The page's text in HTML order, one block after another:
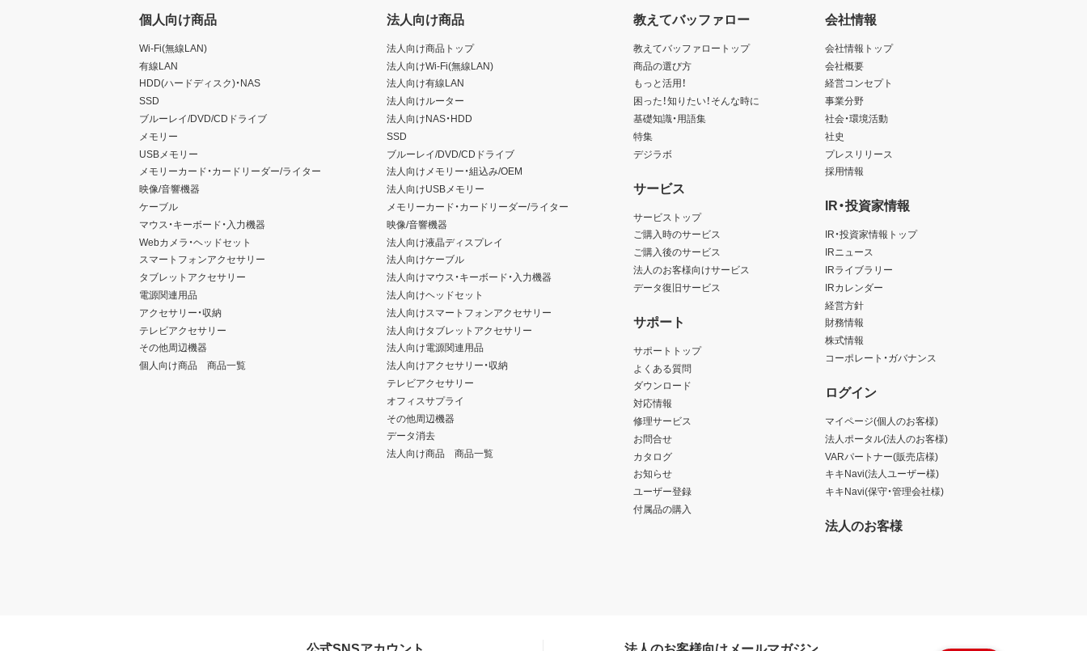
個人向け商品
Wi-Fi(無線LAN)
有線LAN
HDD(ハードディスク)・NAS
SSD
ブルーレイ/DVD/CDドライブ
メモリー
USBメモリー
メモリーカード・カードリーダー/ライター
映像/音響機器
ケーブル
マウス・キーボード・入力機器
Webカメラ・ヘッドセット
スマートフォンアクセサリー
タブレットアクセサリー
電源関連用品
アクセサリー・収納
テレビアクセサリー
その他周辺機器
個人向け商品 商品一覧
法人向け商品
法人向け商品トップ
法人向けWi-Fi(無線LAN)
法人向け有線LAN
法人向けルーター
法人向けNAS・HDD
SSD
ブルーレイ/DVD/CDドライブ
法人向けメモリー・組込み/OEM
法人向けUSBメモリー
メモリーカード・カードリーダー/ライター
映像/音響機器
法人向け液晶ディスプレイ
法人向けケーブル
法人向けマウス・キーボード・入力機器
法人向けヘッドセット
法人向けスマートフォンアクセサリー
法人向けタブレットアクセサリー
法人向け電源関連用品
法人向けアクセサリー・収納
テレビアクセサリー
オフィスサプライ
その他周辺機器
データ消去
法人向け商品 商品一覧
教えてバッファロー
教えてバッファロートップ
商品の選び方
もっと活用！
困った！知りたい！そんな時に
基礎知識・用語集
特集
デジラボ
サービス
サービストップ
ご購入時のサービス
ご購入後のサービス
法人のお客様向けサービス
データ復旧サービス
サポート
サポートトップ
よくある質問
ダウンロード
対応情報
修理サービス
お問合せ
カタログ
お知らせ
ユーザー登録
付属品の購入
会社情報
会社情報トップ
会社概要
経営コンセプト
事業分野
社会・環境活動
社史
プレスリリース
採用情報
IR・投資家情報
IR・投資家情報トップ
IRニュース
IRライブラリー
IRカレンダー
経営方針
財務情報
株式情報
コーポレート・ガバナンス
ログイン
マイページ(個人のお客様)
法人ポータル(法人のお客様)
VARパートナー(販売店様)
キキNavi(法人ユーザー様)
キキNavi(保守・管理会社様)
法人のお客様